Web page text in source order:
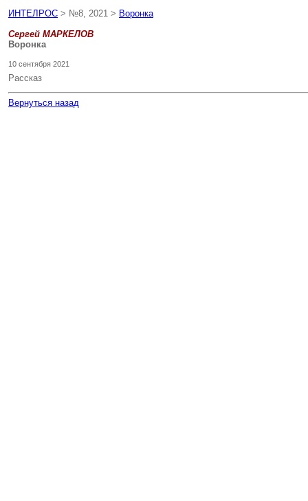
ИНТЕЛРОС > №8, 2021 > Воронка
Сергей МАРКЕЛОВ
Воронка
10 сентября 2021
Рассказ
Вернуться назад